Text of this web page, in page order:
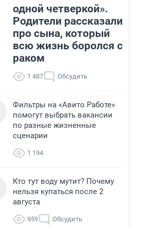
одной четверкой».
Родители рассказали
про сына, который
всю жизнь боролся с
раком
1 487 Обсудить
Фильтры на «Авито Работе»
помогут выбрать вакансии
по разные жизненные
сценарии
1 194
Кто тут воду мутит? Почему
нельзя купаться после 2
августа
959 Обсудить